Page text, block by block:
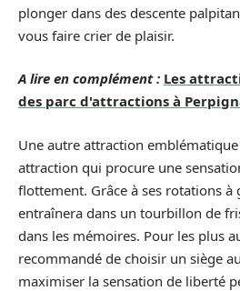
plonger dans des descente
vous faire crier de plaisir.
A lire en complément : Les
des parc d'attractions à
Une autre attraction
attraction qui procure une
flottement. Grâce à ses rotations à
entraînera dans un tourbillon de
dans les mémoires. Pour les plus
recommandé de choisir un siège
maximiser la sensation de liberté